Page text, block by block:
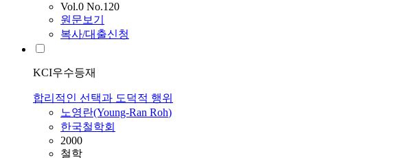
Vol.0 No.120
원문보기
복사/대출신청
KCI우수등재
합리적인 선택과 도덕적 행위
노영란(Young-Ran Roh)
한국철학회
2000
철학